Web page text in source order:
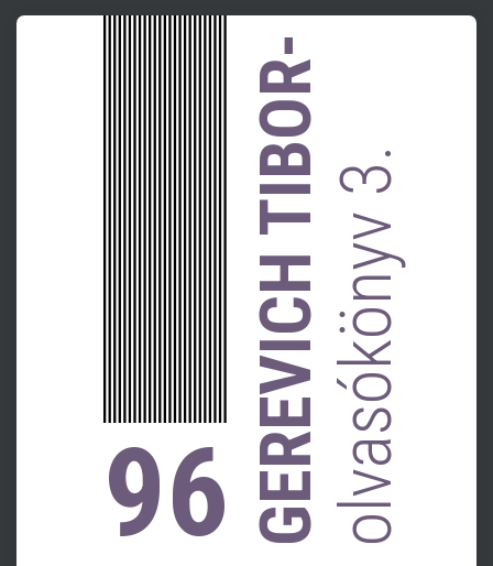
96 GEREVICH TIBOR-olvasókönyv 3.